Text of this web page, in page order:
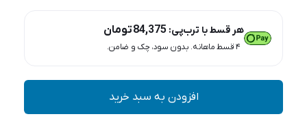
هر قسط با ترب‌پی: 84,375تومان
۴ قسط ماهانه. بدون سود، چک و ضامن.
سیم
رایتل
افزودن به سبد خرید